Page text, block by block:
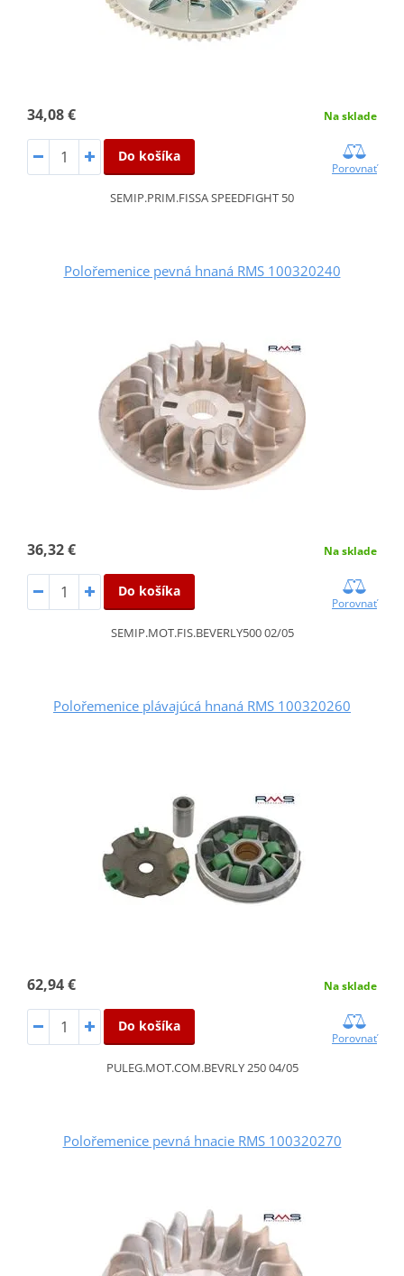
34,08 € Na sklade
Do košíka
Porovnať
SEMIP.PRIM.FISSA SPEEDFIGHT 50
Polořemenice pevná hnaná RMS 100320240
36,32 € Na sklade
Do košíka
Porovnať
SEMIP.MOT.FIS.BEVERLY500 02/05
Polořemenice plávajúcá hnaná RMS 100320260
62,94 € Na sklade
Do košíka
Porovnať
PULEG.MOT.COM.BEVRLY 250 04/05
Polořemenice pevná hnacie RMS 100320270